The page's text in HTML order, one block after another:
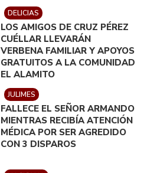
DELICIAS
LOS AMIGOS DE CRUZ PÉREZ
CUÉLLAR LLEVARÁN
VERBENA FAMILIAR Y APOYOS
GRATUITOS A LA COMUNIDAD
EL ALAMITO
JULIMES
FALLECE EL SEÑOR ARMANDO
MIENTRAS RECIBÍA ATENCIÓN
MÉDICA POR SER AGREDIDO
CON 3 DISPAROS